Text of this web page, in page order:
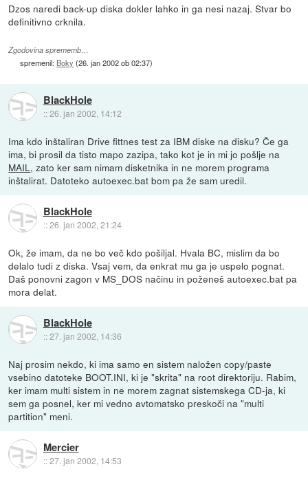
Dzos naredi back-up diska dokler lahko in ga nesi nazaj. Stvar bo
definitivno crknila.
Zgodovina sprememb…
spremenil: Boky (26. jan 2002 ob 02:37)
BlackHole
::26. jan 2002, 14:12
Ima kdo inštaliran Drive fittnes test za IBM diske na disku? Če ga
ima, bi prosil da tisto mapo zazipa, tako kot je in mi jo pošlje na
MAIL , zato ker sam nimam disketnika in ne morem programa
inštalirat. Datoteko autoexec.bat bom pa že sam uredil.
BlackHole
::26. jan 2002, 21:24
Ok, že imam, da ne bo več kdo pošiljal. Hvala BC, mislim da bo
delalo tudi z diska. Vsaj vem, da enkrat mu ga je uspelo pognat.
Daš ponovni zagon v MS_DOS načinu in poženeš autoexec.bat pa
mora delat.
BlackHole
::27. jan 2002, 14:36
Naj prosim nekdo, ki ima samo en sistem naložen copy/paste
vsebino datoteke BOOT.INI, ki je "skrita" na root direktoriju. Rabim,
ker imam multi sistem in ne morem zagnat sistemskega CD-ja, ki
sem ga posnel, ker mi vedno avtomatsko preskoči na "multi
partition" meni.
Mercier
::27. jan 2002, 14:53